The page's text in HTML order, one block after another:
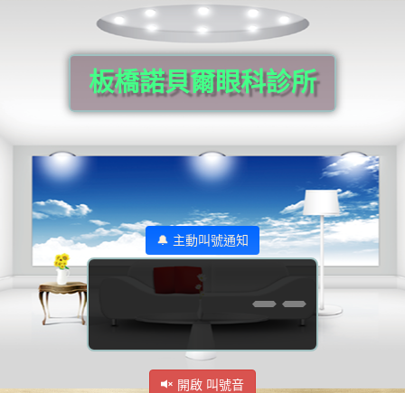
板橋諾貝爾眼科診所
🔔 主動叫號通知
--
開啟 叫號音